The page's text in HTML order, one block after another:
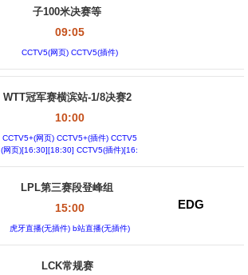
子100米决赛等
09:05
CCTV5(网页) CCTV5(插件)
WTT冠军赛横滨站-1/8决赛2
10:00
CCTV5+(网页) CCTV5+(插件) CCTV5
(网页)[16:30][18:30] CCTV5(插件)[16:
LPL第三赛段登峰组
15:00
虎牙直播(无插件) b站直播(无插件)
EDG
LCK常规赛